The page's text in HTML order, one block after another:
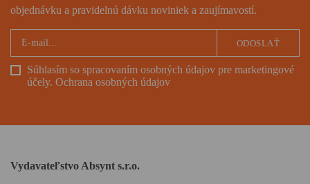
objednávku a pravidelnú dávku noviniek a zaujímavostí.
Súhlasím so spracovaním osobných údajov pre marketingové
účely. Ochrana osobných údajov
ODOSLAŤ
Vydavateľstvo Absynt s.r.o.